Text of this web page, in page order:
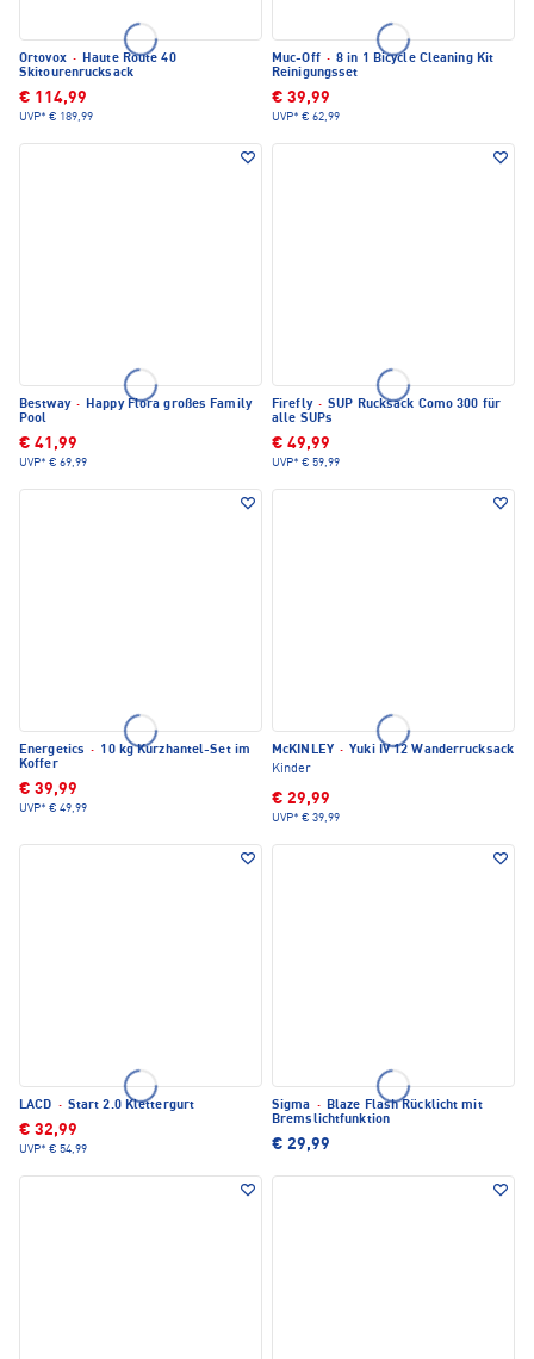
Ortovox · Haute Route 40
Skitourenrucksack
€ 114,99
UVP* € 189,99
Muc-Off · 8 in 1 Bicycle Cleaning Kit
Reinigungsset
€ 39,99
UVP* € 62,99
Bestway · Happy Flora großes Family
Pool
€ 41,99
UVP* € 69,99
Firefly · SUP Rucksack Como 300 für
alle SUPs
€ 49,99
UVP* € 59,99
Energetics · 10 kg Kurzhantel-Set im
Koffer
€ 39,99
UVP* € 49,99
McKINLEY · Yuki IV 12 Wanderrucksack
Kinder
€ 29,99
UVP* € 39,99
LACD · Start 2.0 Klettergurt
€ 32,99
UVP* € 54,99
Sigma · Blaze Flash Rücklicht mit
Bremslichtfunktion
€ 29,99